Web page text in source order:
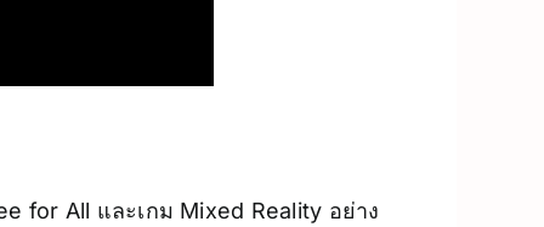
for All และเกม Mixed Reality อย่าง